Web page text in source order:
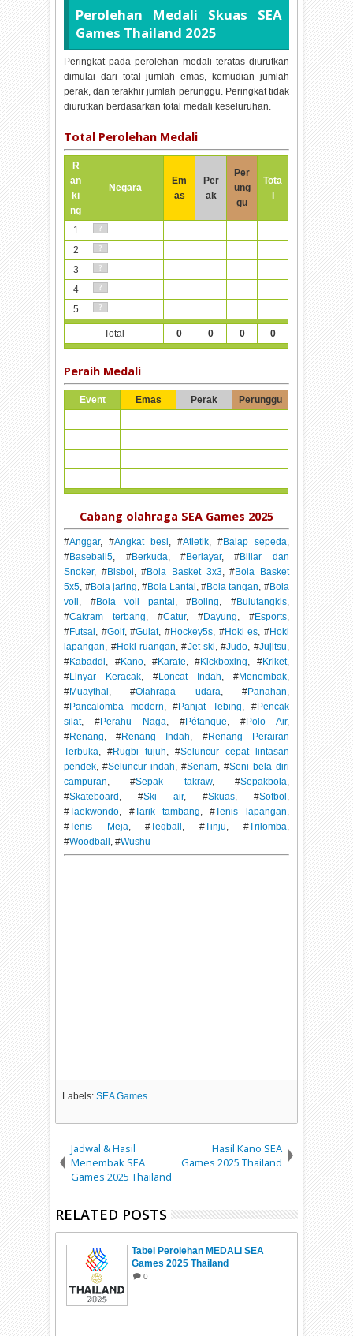
Perolehan Medali Skuas SEA
Games Thailand 2025
Peringkat pada perolehan medali teratas diurutkan
dimulai dari total jumlah emas, kemudian jumlah
perak, dan terakhir jumlah perunggu. Peringkat tidak
diurutkan berdasarkan total medali keseluruhan.
Total Perolehan Medali
R
an
ki
ng
Negara
Em
as
Per
ak
Per
ung
gu
Tota
l
1
2
3
4
5
Total 0 0 0 0
Peraih Medali
Event Emas Perak Perunggu
Cabang olahraga SEA Games 2025
#Anggar, #Angkat besi , #Atletik, #Balap sepeda
#Baseball5 , #Berkuda , #Berlayar, #Biliar dan
Snoker, #Bisbol , #Bola Basket 3x3, #Bola Basket
5x5 , #Bola jaring , #Bola Lantai , #Bola tangan , #Bola
voli , #Bola voli pantai , #Boling , #Bulutangkis,
#Cakram terbang , #Catur, #Dayung , #Esports,
#Futsal , #Golf, #Gulat, #Hockey5s , #Hoki es , #Hoki
lapangan , #Hoki ruangan , #Jet ski , #Judo , #Jujitsu
#Kabaddi , #Kano, #Karate , #Kickboxing , #Kriket,
#Linyar Keracak , #Loncat Indah , #Menembak,
#Muaythai , #Olahraga udara , #Panahan
#Pancalomba modern , #Panjat Tebing , #Pencak
silat, #Perahu Naga , #Pétanque , #Polo Air,
#Renang , #Renang Indah , #Renang Perairan
Terbuka , #Rugbi tujuh , #Seluncur cepat lintasan
pendek , #Seluncur indah , #Senam , #Seni bela diri
campuran , #Sepak takraw, #Sepakbola
#Skateboard , #Ski air, #Skuas, #Sofbol
#Taekwondo , #Tarik tambang , #Tenis lapangan
#Tenis Meja , #Teqball , #Tinju , #Trilomba
#Woodball , #Wushu
Labels:SEA Games
Jadwal & Hasil
Menembak SEA
Games 2025 Thailand
Hasil Kano SEA
Games 2025 Thailand
RELATED POSTS
Tabel Perolehan MEDALI SEA
Games 2025 Thailand
0